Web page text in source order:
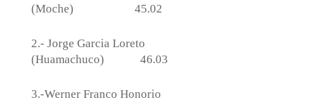
(Moche)
45.02
2.- Jorge Garcia Loreto
(Huamachuco)
46.03
3.-Werner Franco Honorio